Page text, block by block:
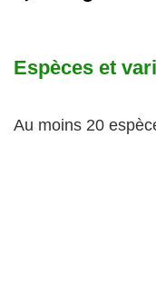
Espèces et
Au moins 20